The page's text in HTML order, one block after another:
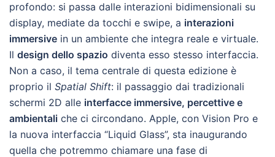
profondo: si passa dalle interazioni bidimensionali su
display, mediate da tocchi e swipe, a interazioni
immersive in un ambiente che integra reale e virtuale.
Il design dello spazio diventa esso stesso interfaccia.
Non a caso, il tema centrale di questa edizione è
proprio il Spatial Shift: il passaggio dai tradizionali
schermi 2D alle interfacce immersive, percettive e
ambientali che ci circondano. Apple, con Vision Pro e
la nuova interfaccia “Liquid Glass”, sta inaugurando
quella che potremmo chiamare una fase di